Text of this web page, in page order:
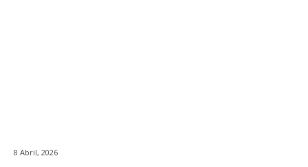
8 Abril, 2026